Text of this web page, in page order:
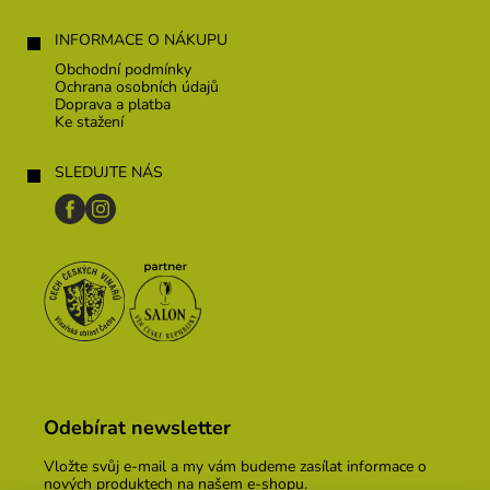
INFORMACE O NÁKUPU
Obchodní podmínky
Ochrana osobních údajů
Doprava a platba
Ke stažení
SLEDUJTE NÁS
Odebírat newsletter
Vložte svůj e-mail a my vám budeme zasílat informace o
nových produktech na našem e-shopu.